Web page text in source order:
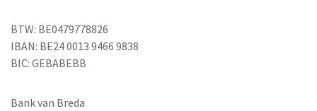
BTW: BE0479778826
IBAN: BE24 0013 9466 9838
BIC: GEBABEBB
Bank van Breda